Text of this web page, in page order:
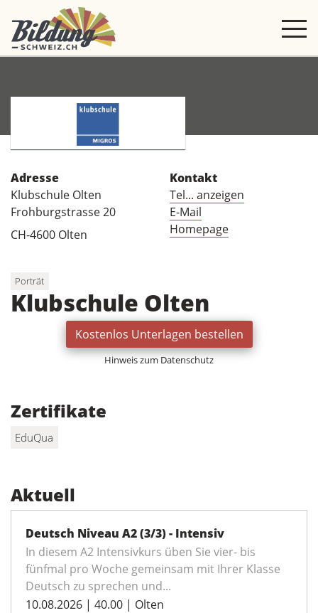
Adresse
Klubschule Olten
Frohburgstrasse 20
CH-4600 Olten
Kontakt
Tel... anzeigen
E-Mail
Homepage
Porträt
Klubschule Olten
Kostenlos Unterlagen bestellen
Hinweis zum Datenschutz
Zertifikate
EduQua
Aktuell
Deutsch Niveau A2 (3/3) - Intensiv
In diesem A2 Intensivkurs üben Sie vier- bis
fünfmal pro Woche gemeinsam mit Ihrer Klasse
Deutsch zu sprechen und...
10.08.2026 | 40.00 | Olten